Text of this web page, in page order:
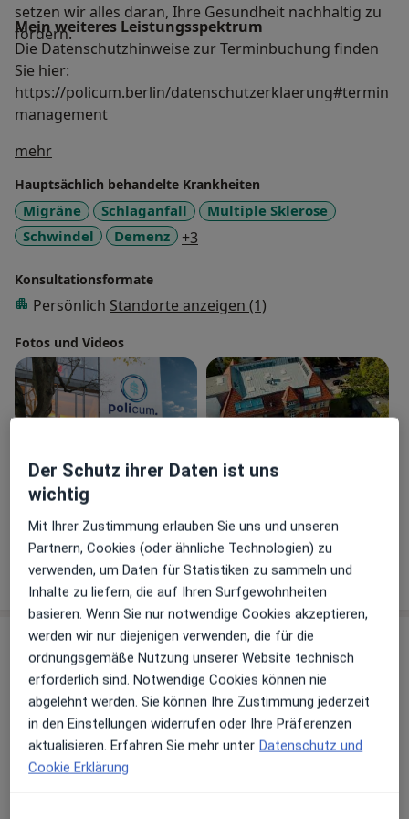
setzen wir alles daran, Ihre Gesundheit nachhaltig zu
fördern.
Mein weiteres Leistungs­spektrum
Die Datenschutzhinweise zur Terminbuchung finden
Sie hier:
https://policum.berlin/datenschutzerklaerung#termin
management
mehrÜber mich
Hauptsächlich behandelte Krankheiten
Migräne Schlaganfall
Multiple Sklerose
Schwindel
Demenz +3
Konsultationsformate
Persönlich Standorte anzeigen (1)
Fotos und Videos
Mehr Details anzeigen
über Erfahrungen
Aktuelles
Dr. med. Gesine Zillessen
Rubensstr. 119, 12157 Berlin
Besuchen Sie für weitere Informationen gerne
unsere Website www.policum.berlin.
Der Schutz ihrer Daten ist uns
wichtig
Mit Ihrer Zustimmung erlauben Sie uns und unseren
Partnern, Cookies (oder ähnliche Technologien) zu
verwenden, um Daten für Statistiken zu sammeln und
Inhalte zu liefern, die auf Ihren Surfgewohnheiten
basieren. Wenn Sie nur notwendige Cookies akzeptieren,
werden wir nur diejenigen verwenden, die für die
ordnungsgemäße Nutzung unserer Website technisch
erforderlich sind. Notwendige Cookies können nie
abgelehnt werden. Sie können Ihre Zustimmung jederzeit
in den Einstellungen widerrufen oder Ihre Präferenzen
aktualisieren. Erfahren Sie mehr unter Datenschutz und
Cookie Erklärung